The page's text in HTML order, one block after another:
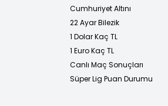
Cumhuriyet Altını
22 Ayar Bilezik
1 Dolar Kaç TL
1 Euro Kaç TL
Canlı Maç Sonuçları
Süper Lig Puan Durumu